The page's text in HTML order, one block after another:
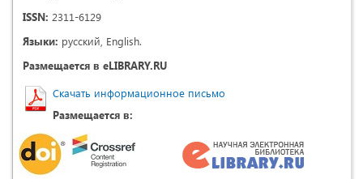
ISSN: 2311-6129
Языки: русский, English.
Размещается в eLIBRARY.RU
Скачать информационное письмо
Размещается в: